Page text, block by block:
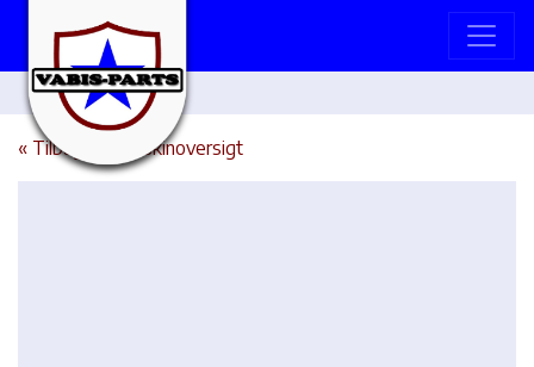
« Tilbage til maskinoversigt